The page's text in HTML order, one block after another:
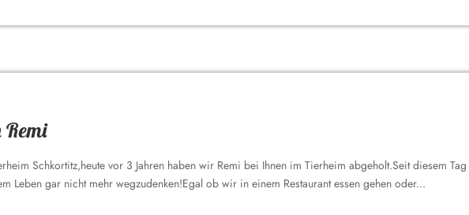
Remi
Schkortitz,heute vor 3 Jahren haben wir Remi bei Ihnen im Tierheim abgeholt.Seit diesem
Leben gar nicht mehr wegzudenken!Egal ob wir in einem Restaurant essen gehen oder...